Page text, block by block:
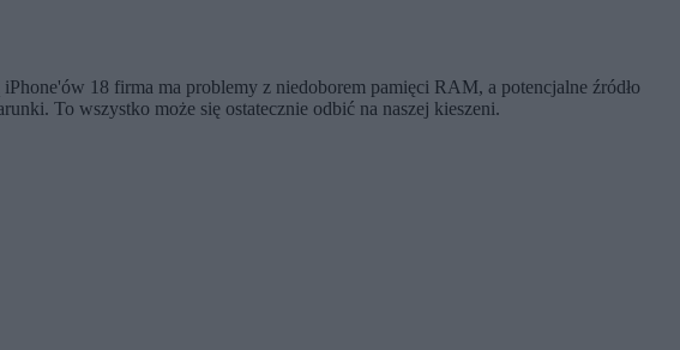
18 firma ma problemy z niedoborem pamięci RAM, a potencjalne źródło
To wszystko może się ostatecznie odbić na naszej kieszeni.